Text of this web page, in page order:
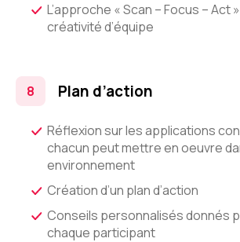
L’approche « Scan – Focus – Act
créativité d’équipe
Plan d’action
Réflexion sur les applications
chacun peut mettre en oeuvre
environnement
Création d’un plan d’action
Conseils personnalisés donnés
chaque participant